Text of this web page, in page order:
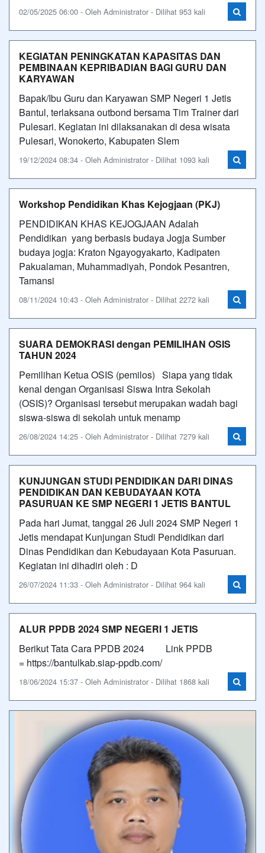
02/05/2025 06:00 - Oleh Administrator - Dilihat 953 kali
KEGIATAN PENINGKATAN KAPASITAS DAN
PEMBINAAN KEPRIBADIAN BAGI GURU DAN
KARYAWAN
Bapak/Ibu Guru dan Karyawan SMP Negeri 1 Jetis
Bantul, terlaksana outbond bersama Tim Trainer dari
Pulesari. Kegiatan ini dilaksanakan di desa wisata
Pulesari, Wonokerto, Kabupaten Slem
19/12/2024 08:34 - Oleh Administrator - Dilihat 1093 kali
Workshop Pendidikan Khas Kejogjaan (PKJ)
PENDIDIKAN KHAS KEJOGJAAN Adalah
Pendidikan yang berbasis budaya Jogja Sumber
budaya jogja: Kraton Ngayogyakarto, Kadipaten
Pakualaman, Muhammadiyah, Pondok Pesantren,
Tamansi
08/11/2024 10:43 - Oleh Administrator - Dilihat 2272 kali
SUARA DEMOKRASI dengan PEMILIHAN OSIS
TAHUN 2024
Pemilihan Ketua OSIS (pemilos) Siapa yang tidak
kenal dengan Organisasi Siswa Intra Sekolah
(OSIS)? Organisasi tersebut merupakan wadah bagi
siswa-siswa di sekolah untuk menamp
26/08/2024 14:25 - Oleh Administrator - Dilihat 7279 kali
KUNJUNGAN STUDI PENDIDIKAN DARI DINAS
PENDIDIKAN DAN KEBUDAYAAN KOTA
PASURUAN KE SMP NEGERI 1 JETIS BANTUL
Pada hari Jumat, tanggal 26 Juli 2024 SMP Negeri 1
Jetis mendapat Kunjungan Studi Pendidikan dari
Dinas Pendidikan dan Kebudayaan Kota Pasuruan.
Kegiatan ini dihadiri oleh : D
26/07/2024 11:33 - Oleh Administrator - Dilihat 964 kali
ALUR PPDB 2024 SMP NEGERI 1 JETIS
Berikut Tata Cara PPDB 2024 Link PPDB
= https://bantulkab.siap-ppdb.com/
18/06/2024 15:37 - Oleh Administrator - Dilihat 1868 kali